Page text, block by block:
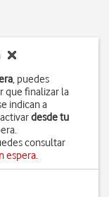
, puedes
que finalizar la
indican a
desde tu
consultar
espera.